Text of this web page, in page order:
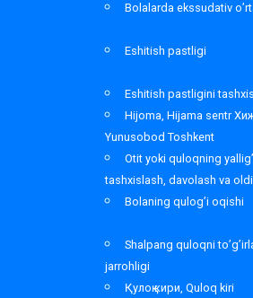
Bolalarda ekssudativ
Eshitish pastligi
Eshitish pastligini
Hijoma, Hijama sentr
Yunusobod Toshkent
Otit yoki quloqning
tashxislash, davolash va
Bolaning qulog’i oqishi
Shalpang quloqni
jarrohligi
Қулоқ кири, Quloq kiri